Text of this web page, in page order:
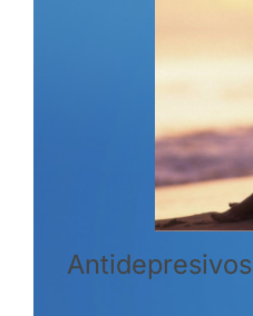
Antidepresivos